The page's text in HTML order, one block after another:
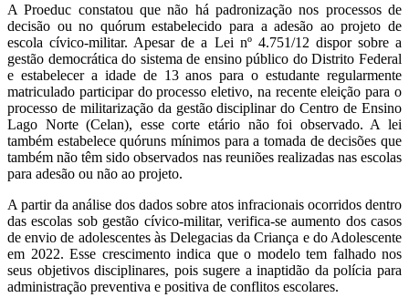
A Proeduc constatou que não há padronização nos processos de
decisão ou no quórum estabelecido para a adesão ao projeto de
escola cívico-militar. Apesar de a Lei nº 4.751/12 dispor sobre a
gestão democrática do sistema de ensino público do Distrito Federal
e estabelecer a idade de 13 anos para o estudante regularmente
matriculado participar do processo eletivo, na recente eleição para o
processo de militarização da gestão disciplinar do Centro de Ensino
Lago Norte (Celan), esse corte etário não foi observado. A lei
também estabelece quóruns mínimos para a tomada de decisões que
também não têm sido observados nas reuniões realizadas nas escolas
para adesão ou não ao projeto.
A partir da análise dos dados sobre atos infracionais ocorridos dentro
das escolas sob gestão cívico-militar, verifica-se aumento dos casos
de envio de adolescentes às Delegacias da Criança e do Adolescente
em 2022. Esse crescimento indica que o modelo tem falhado nos
seus objetivos disciplinares, pois sugere a inaptidão da polícia para
administração preventiva e positiva de conflitos escolares.